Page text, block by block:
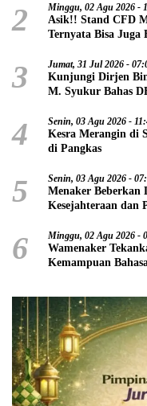
2 Minggu, 02 Agu 2026 -
Asik!! Stand CFD
Ternyata Bisa Juga
3 Jumat, 31 Jul 2026 -
Kunjungi Dirjen
M. Syukur Bahas
4 Senin, 03 Agu 2026 -
Kesra Merangin di
di Pangkas
5 Senin, 03 Agu 2026 -
Menaker Beberkan
Kesejahteraan dan
6 Minggu, 02 Agu 2026 -
Wamenaker
Kemampuan